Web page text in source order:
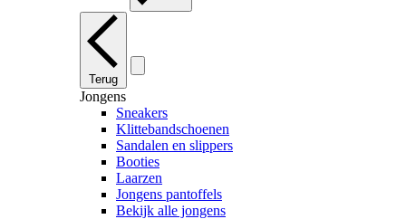
Terug
Jongens
Sneakers
Klittebandschoenen
Sandalen en slippers
Booties
Laarzen
Jongens pantoffels
Bekijk alle jongens